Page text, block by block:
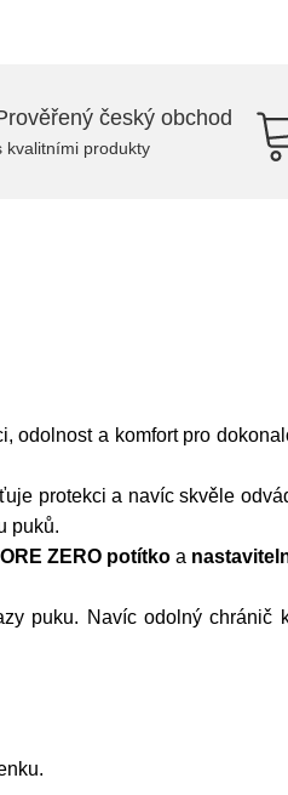
český obchod
kvalitními produkty
odolnost a komfort pro
protekci a navíc skvěle
puků.
ZERO potítko a
puku. Navíc odolný chránič